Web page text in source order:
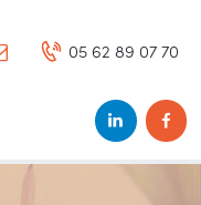
05 62 89 07 70